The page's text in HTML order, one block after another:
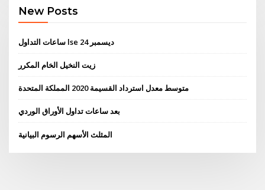
New Posts
ساعات التداول lse 24 ديسمبر
زيت النخيل الخام المكرر
متوسط ​​معدل استرداد القسيمة 2020 المملكة المتحدة
بعد ساعات تداول الأوراق الوردي
المثلث الأسهم الرسوم البيانية